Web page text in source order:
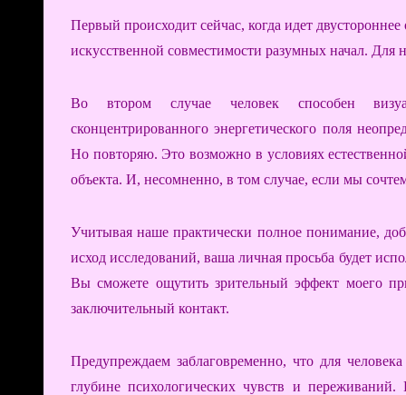
Первый происходит сейчас, когда идет
искусственной совместимости разумных начал.
Во втором случае человек способен
сконцентрированного энергетического поля
Но повторяю. Это возможно в условиях
объекта. И, несомненно, в том случае, если мы
Учитывая наше практически полное понимание,
исход исследований, ваша личная просьба будет
Вы сможете ощутить зрительный эффект моего
заключительный контакт.
Предупреждаем заблаговременно, что для
глубине психологических чувств и